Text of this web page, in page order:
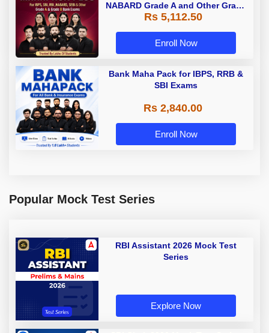
NABARD Grade A and Other Grade
A & Grade B Bank Exams
Rs 5,112.50
Enroll Now
Bank Maha Pack for IBPS, RRB &
SBI Exams
Rs 2,840.00
Enroll Now
Popular Mock Test Series
RBI Assistant 2026 Mock Test
Series
Explore Now